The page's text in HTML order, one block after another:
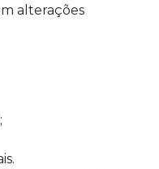
alterações